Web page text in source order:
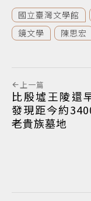
國立臺灣文學館
鏡文學
陳思宏
上一篇
比殷墟王陵還
發現距今約
老貴族墓地